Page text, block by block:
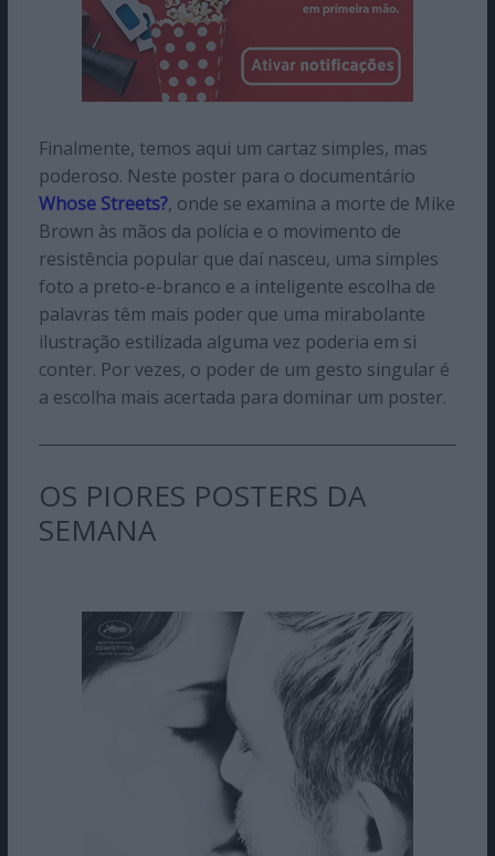
Finalmente, temos aqui um cartaz simples, mas
poderoso. Neste poster para o documentário
Whose Streets?, onde se examina a morte de Mike
Brown às mãos da polícia e o movimento de
resistência popular que daí nasceu, uma simples
foto a preto-e-branco e a inteligente escolha de
palavras têm mais poder que uma mirabolante
ilustração estilizada alguma vez poderia em si
conter. Por vezes, o poder de um gesto singular é
a escolha mais acertada para dominar um poster.
OS PIORES POSTERS DA
SEMANA